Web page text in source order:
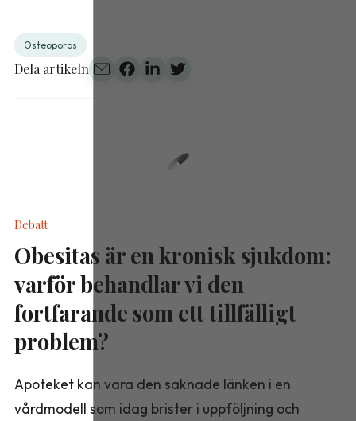
Osteoporos
Dela artikeln
Debatt
Obesitas är en kronisk sjukdom:
varför behandlar vi den
fortfarande som ett tillfälligt
problem?
Apoteket kan vara den saknade länken i en
vårdmodell som idag brister i uppföljning och